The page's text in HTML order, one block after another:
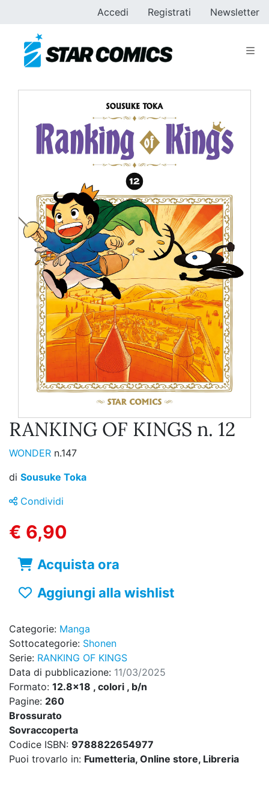
Accedi Registrati Newsletter
RANKING OF KINGS n. 12
WONDER n.147
di Sousuke Toka
Condividi
€ 6,90
Acquista ora
Aggiungi alla wishlist
Categorie: Manga
Sottocategorie: Shonen
Serie: RANKING OF KINGS
Data di pubblicazione: 11/03/2025
Formato: 12.8x18 , colori , b/n
Pagine: 260
Brossurato
Sovraccoperta
Codice ISBN: 9788822654977
Puoi trovarlo in: Fumetteria, Online store, Libreria